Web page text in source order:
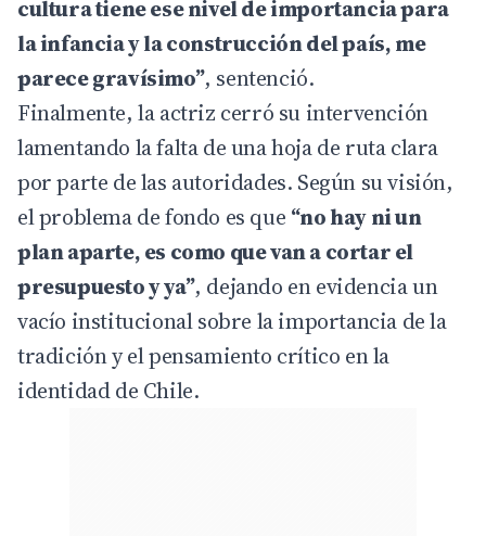
cultura tiene ese nivel de importancia para
la infancia y la construcción del país, me
parece gravísimo”, sentenció.
Finalmente, la actriz cerró su intervención
lamentando la falta de una hoja de ruta clara
por parte de las autoridades. Según su visión,
el problema de fondo es que “no hay ni un
plan aparte, es como que van a cortar el
presupuesto y ya”, dejando en evidencia un
vacío institucional sobre la importancia de la
tradición y el pensamiento crítico en la
identidad de Chile.